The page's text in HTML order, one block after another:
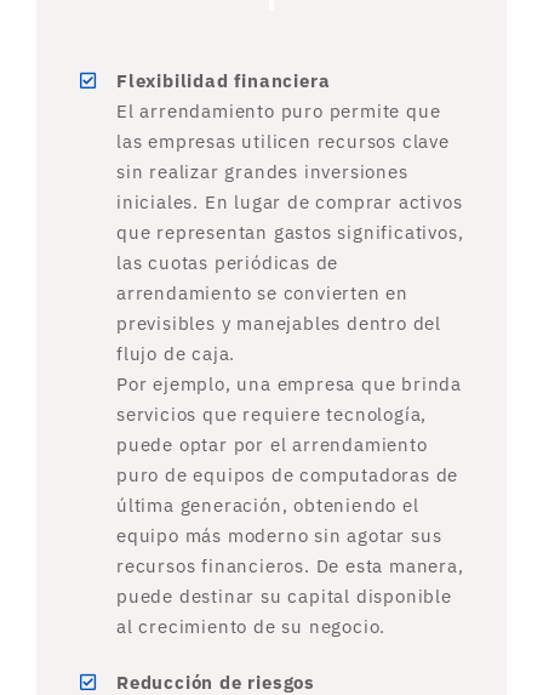
Flexibilidad financiera
El arrendamiento puro permite que
las empresas utilicen recursos clave
sin realizar grandes inversiones
iniciales. En lugar de comprar activos
que representan gastos significativos,
las cuotas periódicas de
arrendamiento se convierten en
previsibles y manejables dentro del
flujo de caja.
Por ejemplo, una empresa que brinda
servicios que requiere tecnología,
puede optar por el arrendamiento
puro de equipos de computadoras de
última generación, obteniendo el
equipo más moderno sin agotar sus
recursos financieros. De esta manera,
puede destinar su capital disponible
al crecimiento de su negocio.
Reducción de riesgos